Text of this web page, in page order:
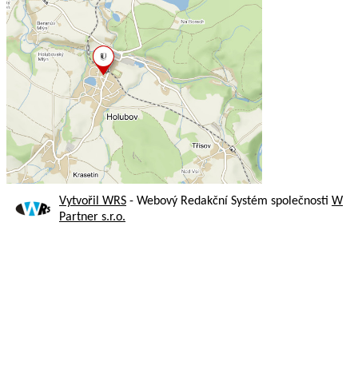
Vytvořil WRS - Webový Redakční Systém společnosti W
Partner s.r.o.